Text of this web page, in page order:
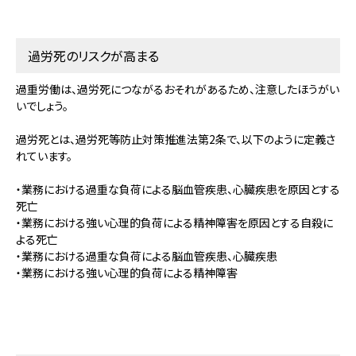
過労死のリスクが高まる
過重労働は、過労死につながるおそれがあるため、注意したほうがい
いでしょう。
過労死とは、過労死等防止対策推進法第2条で、以下のように定義さ
れています。
・業務における過重な負荷による脳血管疾患、心臓疾患を原因とする
死亡
・業務における強い心理的負荷による精神障害を原因とする自殺に
よる死亡
・業務における過重な負荷による脳血管疾患、心臓疾患
・業務における強い心理的負荷による精神障害